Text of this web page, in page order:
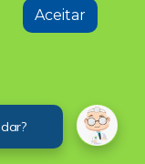
Aceitar